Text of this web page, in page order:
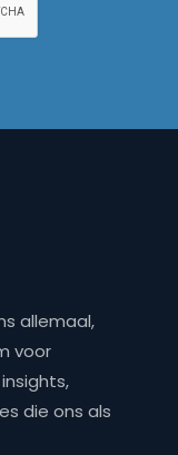
allemaal,
voor
die ons als